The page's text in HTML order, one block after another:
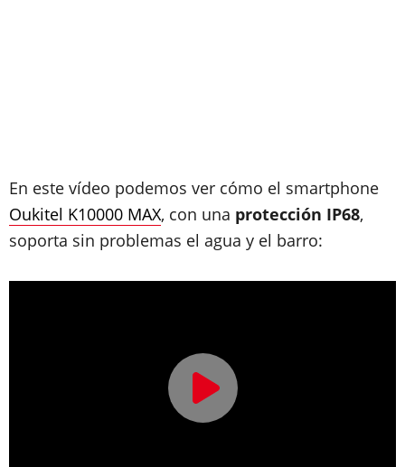
En este vídeo podemos ver cómo el smartphone
Oukitel K10000 MAX, con una protección IP68,
soporta sin problemas el agua y el barro: